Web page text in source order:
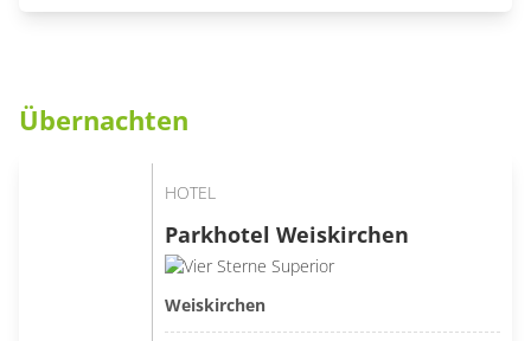
Übernachten
HOTEL
Parkhotel Weiskirchen
Weiskirchen